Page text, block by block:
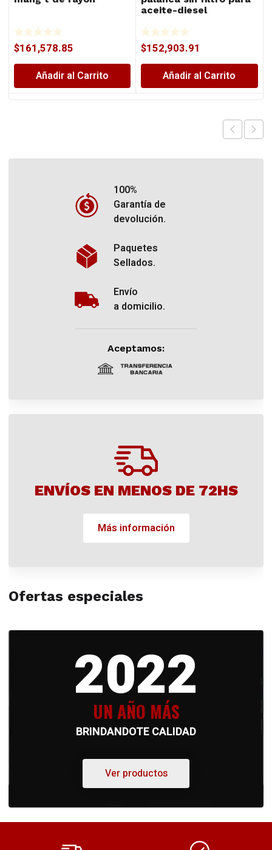
$161,578.85
Añadir al Carrito
aceite-diesel
$152,903.91
Añadir al Carrito
100%
Garantía de
devolución.
Paquetes
Sellados.
Envío
a domicilio.
Aceptamos:
ENVÍOS EN MENOS DE 72HS
Más información
Ofertas especiales
2022
UN AÑO MÁS
BRINDANDOTE CALIDAD
Ver productos